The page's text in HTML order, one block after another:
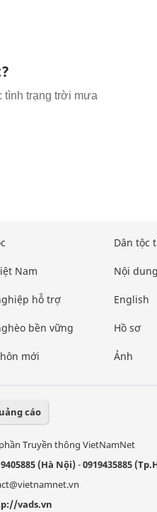
tình trạng trời mưa
Nam
hỗ trợ
bền vững
mới
Dân tộc
Nội
English
Hồ sơ
Ảnh
cáo
Truyền thông VietNamNet
(Hà Nội)-0919435885
vads.vn